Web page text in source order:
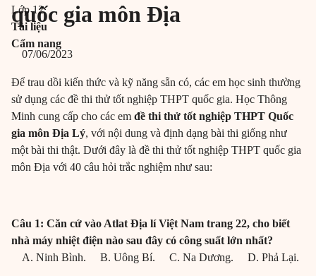
Lớp 12
Tài liệu
Cẩm nang
quốc gia môn Địa
07/06/2023
Để trau dồi kiến thức và kỹ năng sẵn có, các em học sinh thường
sử dụng các đề thi thử tốt nghiệp THPT quốc gia. Học Thông
Minh cung cấp cho các em đề thi thử tốt nghiệp THPT Quốc
gia môn Địa Lý, với nội dung và định dạng bài thi giống như
một bài thi thật. Dưới đây là đề thi thử tốt nghiệp THPT quốc gia
môn Địa với 40 câu hỏi trắc nghiệm như sau:
Câu 1: Căn cứ vào Atlat Địa lí Việt Nam trang 22, cho biết
nhà máy nhiệt điện nào sau đây có công suất lớn nhất?
A. Ninh Bình. B. Uông Bí. C. Na Dương. D. Phả Lại.